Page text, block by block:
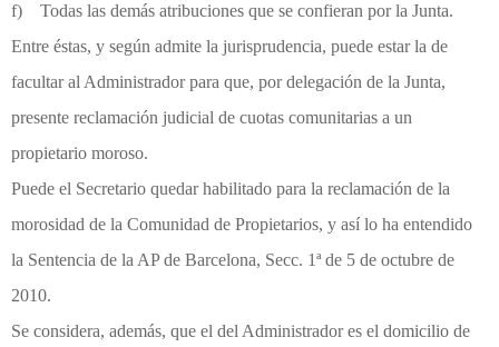
f) Todas las demás atribuciones que se confieran por la Junta.
Entre éstas, y según admite la jurisprudencia, puede estar la de
facultar al Administrador para que, por delegación de la Junta,
presente reclamación judicial de cuotas comunitarias a un
propietario moroso.
Puede el Secretario quedar habilitado para la reclamación de la
morosidad de la Comunidad de Propietarios, y así lo ha entendido
la Sentencia de la AP de Barcelona, Secc. 1ª de 5 de octubre de
2010.
Se considera, además, que el del Administrador es el domicilio de